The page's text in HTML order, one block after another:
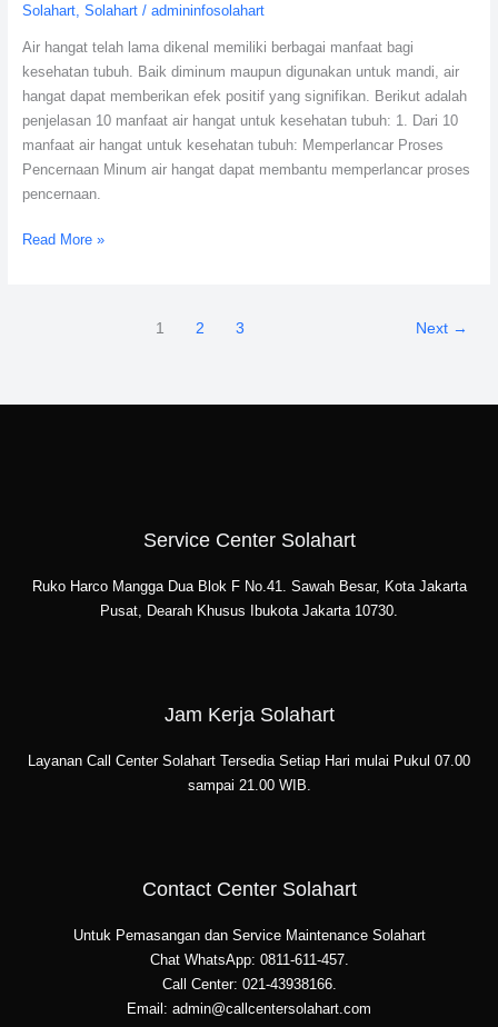
Solahart, Solahart/ admininfosolahart
Air hangat telah lama dikenal memiliki berbagai manfaat bagi
kesehatan tubuh. Baik diminum maupun digunakan untuk mandi, air
hangat dapat memberikan efek positif yang signifikan. Berikut adalah
penjelasan 10 manfaat air hangat untuk kesehatan tubuh: 1. Dari 10
manfaat air hangat untuk kesehatan tubuh: Memperlancar Proses
Pencernaan Minum air hangat dapat membantu memperlancar proses
pencernaan.
Read More »
1 2 3 Next →
Service Center Solahart
Ruko Harco Mangga Dua Blok F No.41. Sawah Besar, Kota Jakarta
Pusat, Dearah Khusus Ibukota Jakarta 10730.
Jam Kerja Solahart
Layanan Call Center Solahart Tersedia Setiap Hari mulai Pukul 07.00
sampai 21.00 WIB.
Contact Center Solahart
Untuk Pemasangan dan Service Maintenance Solahart
Chat WhatsApp: 0811-611-457.
Call Center: 021-43938166.
Email: admin@callcentersolahart.com